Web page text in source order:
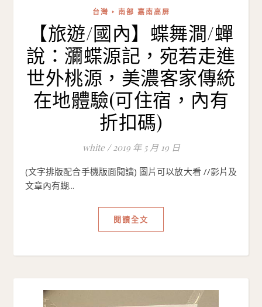
台灣 ‣ 南部 嘉南高屏
【旅遊/國內】蝶舞澗/蟬
說：瀰蝶源記，宛若走進
世外桃源，美濃客家傳統
在地體驗(可住宿，內有
折扣碼)
white / 2019 年 5 月 19 日
(文字排版配合手機版面閱讀) 圖片可以放大看 //影片及
文章內有蝴...
閱讀全文